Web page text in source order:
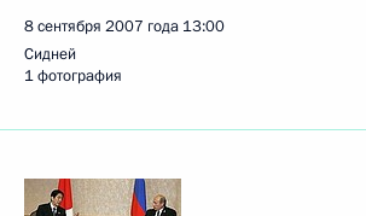
8 сентября 2007 года 13:00
Сидней
1 фотография